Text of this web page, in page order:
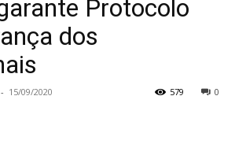
Protocolo
dos
- 15/09/2020 0
579